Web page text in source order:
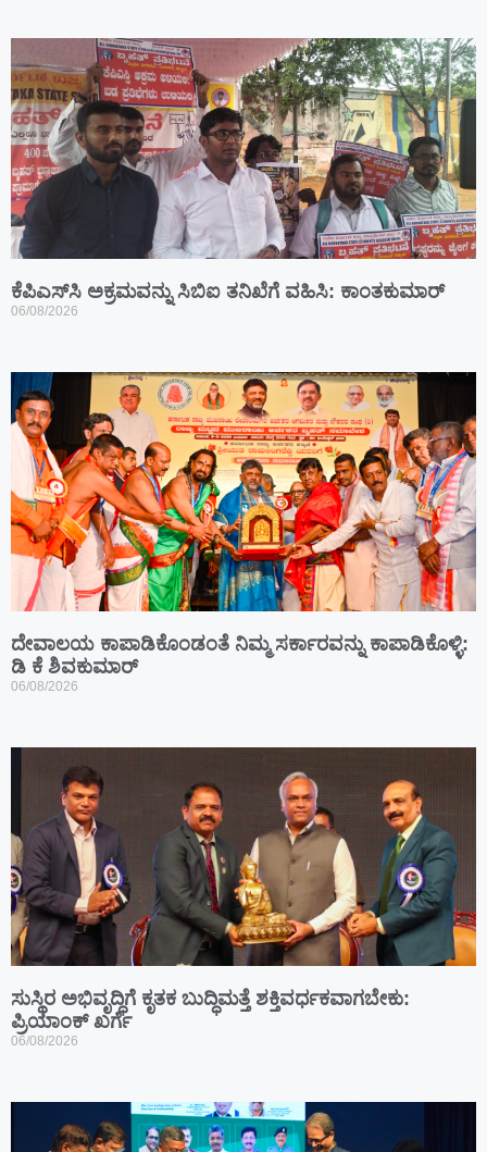
ಕೆಪಿಎಸ್‍ಸಿ ಅಕ್ರಮವನ್ನು ಸಿಬಿಐ ತನಿಖೆಗೆ ವಹಿಸಿ: ಕಾಂತಕುಮಾರ್
06/08/2026
ದೇವಾಲಯ ಕಾಪಾಡಿಕೊಂಡಂತೆ ನಿಮ್ಮ ಸರ್ಕಾರವನ್ನು ಕಾಪಾಡಿಕೊಳ್ಳಿ:
ಡಿ ಕೆ ಶಿವಕುಮಾರ್
06/08/2026
ಸುಸ್ಥಿರ ಅಭಿವೃದ್ಧಿಗೆ ಕೃತಕ ಬುದ್ಧಿಮತ್ತೆ ಶಕ್ತಿವರ್ಧಕವಾಗಬೇಕು:
ಪ್ರಿಯಾಂಕ್ ಖರ್ಗೆ
06/08/2026